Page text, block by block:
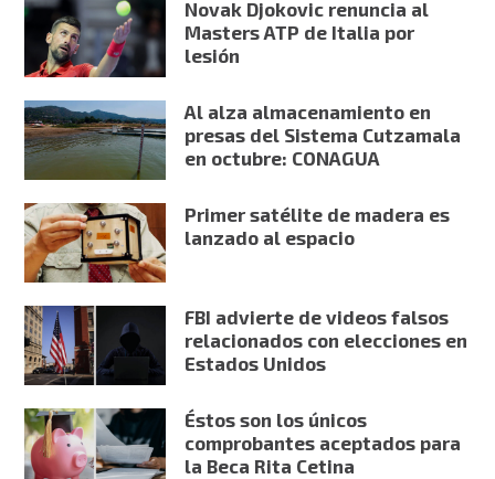
Novak Djokovic renuncia al
Masters ATP de Italia por
lesión
Al alza almacenamiento en
presas del Sistema Cutzamala
en octubre: CONAGUA
Primer satélite de madera es
lanzado al espacio
FBI advierte de videos falsos
relacionados con elecciones en
Estados Unidos
Éstos son los únicos
comprobantes aceptados para
la Beca Rita Cetina